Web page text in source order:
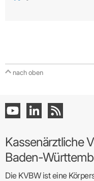
nach oben
Kassenärztliche
Baden-
Die KVBW ist eine